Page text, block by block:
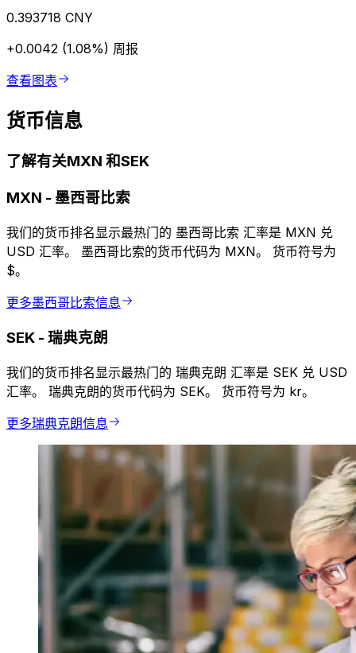
0.393718 CNY
+0.0042 (1.08%) 周报
查看图表
货币信息
了解有关MXN 和SEK
MXN - 墨西哥比索
我们的货币排名显示最热门的 墨西哥比索 汇率是 MXN 兑
USD 汇率。 墨西哥比索的货币代码为 MXN。 货币符号为
$。
更多墨西哥比索信息
SEK - 瑞典克朗
我们的货币排名显示最热门的 瑞典克朗 汇率是 SEK 兑 USD
汇率。 瑞典克朗的货币代码为 SEK。 货币符号为 kr。
更多瑞典克朗信息